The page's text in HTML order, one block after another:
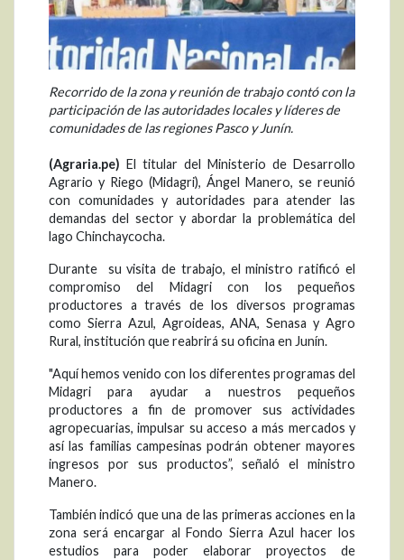
Recorrido de la zona y reunión de trabajo contó con la
participación de las autoridades locales y líderes de
comunidades de las regiones Pasco y Junín.
(Agraria.pe) El titular del Ministerio de Desarrollo
Agrario y Riego (Midagri), Ángel Manero, se reunió
con comunidades y autoridades para atender las
demandas del sector y abordar la problemática del
lago Chinchaycocha.
Durante su visita de trabajo, el ministro ratificó el
compromiso del Midagri con los pequeños
productores a través de los diversos programas
como Sierra Azul, Agroideas, ANA, Senasa y Agro
Rural, institución que reabrirá su oficina en Junín.
"Aquí hemos venido con los diferentes programas del
Midagri para ayudar a nuestros pequeños
productores a fin de promover sus actividades
agropecuarias, impulsar su acceso a más mercados y
así las familias campesinas podrán obtener mayores
ingresos por sus productos”, señaló el ministro
Manero.
También indicó que una de las primeras acciones en la
zona será encargar al Fondo Sierra Azul hacer los
estudios para poder elaborar proyectos de